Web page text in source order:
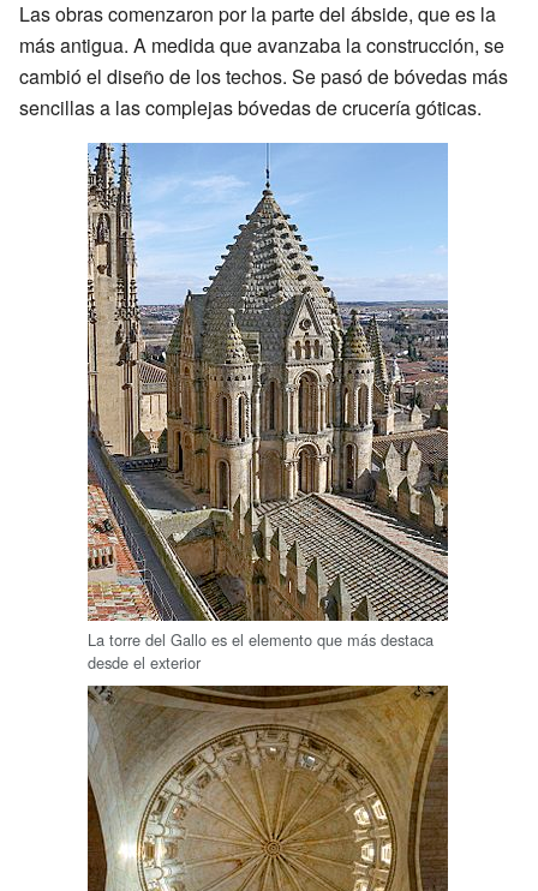
Las obras comenzaron por la parte del ábside, que es la
más antigua. A medida que avanzaba la construcción, se
cambió el diseño de los techos. Se pasó de bóvedas más
sencillas a las complejas bóvedas de crucería góticas.
La torre del Gallo es el elemento que más destaca
desde el exterior